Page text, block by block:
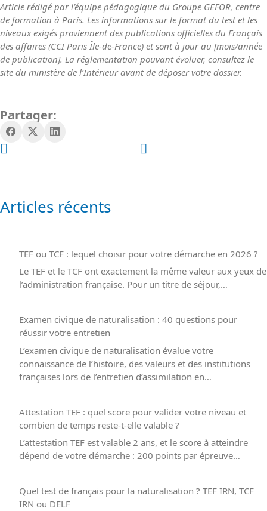
Article rédigé par l’équipe pédagogique du Groupe GEFOR, centre
de formation à Paris. Les informations sur le format du test et les
niveaux exigés proviennent des publications officielles du Français
des affaires (CCI Paris Île-de-France) et sont à jour au [mois/année
de publication]. La réglementation pouvant évoluer, consultez le
site du ministère de l’Intérieur avant de déposer votre dossier.
Partager:
Articles récents
TEF ou TCF : lequel choisir pour votre démarche en 2026 ?
Le TEF et le TCF ont exactement la même valeur aux yeux de
l’administration française. Pour un titre de séjour,…
Examen civique de naturalisation : 40 questions pour
réussir votre entretien
L’examen civique de naturalisation évalue votre
connaissance de l’histoire, des valeurs et des institutions
françaises lors de l’entretien d’assimilation en…
Attestation TEF : quel score pour valider votre niveau et
combien de temps reste-t-elle valable ?
L’attestation TEF est valable 2 ans, et le score à atteindre
dépend de votre démarche : 200 points par épreuve…
Quel test de français pour la naturalisation ? TEF IRN, TCF
IRN ou DELF